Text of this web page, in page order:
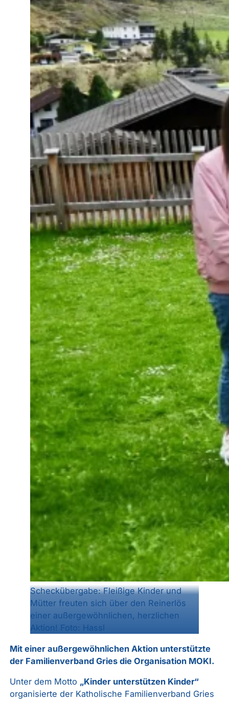
Scheckübergabe: Fleißige Kinder und
Mütter freuten sich über den Reinerlös
einer außergewöhnlichen, herzlichen
Aktion! Foto: Hassl
Mit einer außergewöhnlichen Aktion unterstützte
der Familienverband Gries die Organisation MOKI.
Unter dem Motto „Kinder unterstützen Kinder“
organisierte der Katholische Familienverband Gries